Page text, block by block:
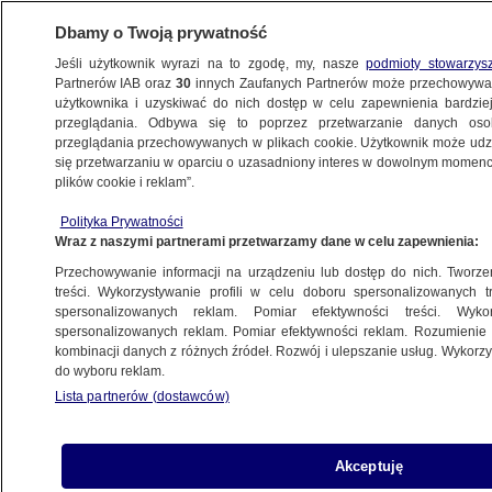
ŚWIAT
o strategii "jeżozwierza"
15.08.2025, 11:30
Posłuchaj artykułu
Czyta lektor AI
Dbamy o Twoją prywatność
Jeśli użytkownik wyrazi na to zgodę, my, naszepodmioty
Partnerów IAB oraz30 innych Zaufanych Partnerów może
użytkownika i uzyskiwać do nich dostęp w celu zapewnienia
przeglądania. Odbywa się to poprzez przetwarzanie danych
przeglądania przechowywanych w plikach cookie. Użytkownik może
się przetwarzaniu w oparciu o uzasadniony interes w dowolnym
plików cookie i reklam”.
Polityka Prywatności
Wraz z naszymi partnerami przetwarzamy dane w celu zapewnienia:
Przechowywanie informacji na urządzeniu lub dostęp do nich.
treści. Wykorzystywanie profili w celu doboru spersonalizowanych
spersonalizowanych reklam. Pomiar efektywności treści.
spersonalizowanych reklam. Pomiar efektywności reklam.
kombinacji danych z różnych źródeł. Rozwój i ulepszanie usług.
do wyboru reklam.
Lista partnerów (dostawców)
Akceptuję